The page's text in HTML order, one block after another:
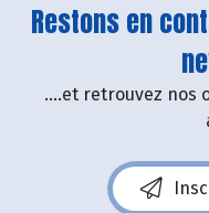
Restons en
....et retrouvez nos